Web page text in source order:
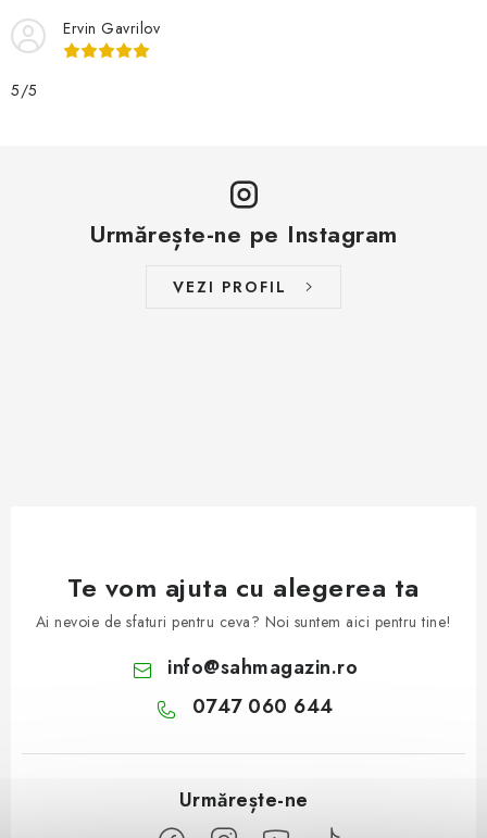
Ervin Gavrilov
5/5
Urmărește-ne pe Instagram
VEZI PROFIL
Te vom ajuta cu alegerea ta
Ai nevoie de sfaturi pentru ceva? Noi suntem aici pentru tine!
info@sahmagazin.ro
0747 060 644